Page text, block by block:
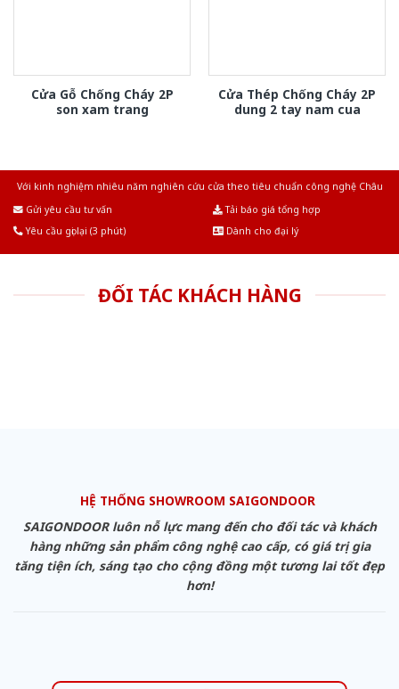
Cửa Gỗ Chống Cháy 2P
son xam trang
Cửa Thép Chống Cháy 2P
dung 2 tay nam cua
Với kinh nghiệm nhiêu năm nghiên cứu cửa theo tiêu chuẩn công nghệ Châu
Gửi yêu cầu tư vấn
Tải báo giá tổng hợp
Yêu cầu gọi lại (3 phút)
Dành cho đại lý
ĐỐI TÁC KHÁCH HÀNG
HỆ THỐNG SHOWROOM SAIGONDOOR
SAIGONDOOR luôn nỗ lực mang đến cho đối tác và khách
hàng những sản phẩm công nghệ cao cấp, có giá trị gia
tăng tiện ích, sáng tạo cho cộng đồng một tương lai tốt đẹp
hơn!